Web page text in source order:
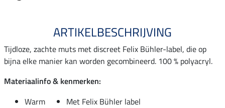
ARTIKELBESCHRIJVING
Tijdloze, zachte muts met discreet Felix Bühler-label, die op
bijna elke manier kan worden gecombineerd. 100 % polyacryl.
Materiaalinfo & kenmerken:
Warm
Met Felix Bühler label